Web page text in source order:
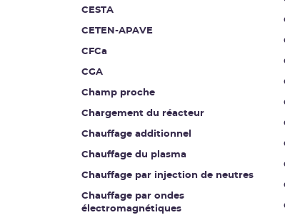
CESTA
CETEN-APAVE
CFCa
CGA
Champ proche
Chargement du réacteur
Chauffage additionnel
Chauffage du plasma
Chauffage par injection de neutres
Chauffage par ondes
électromagnétiques